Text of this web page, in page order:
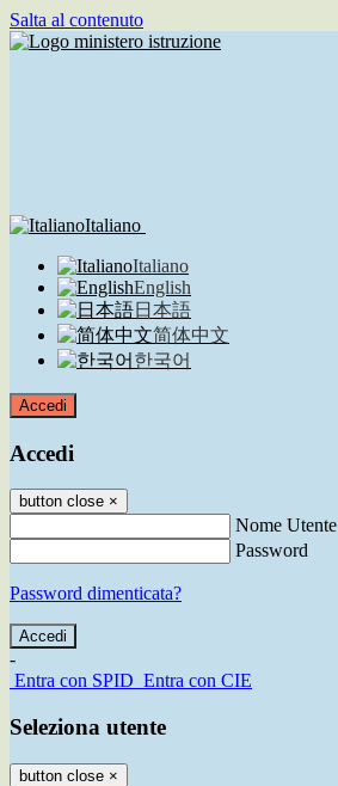
Salta al contenuto
Italiano
Italiano
English
日本語
简体中文
한국어
Accedi
Accedi
button close ×
Nome Utente
Password
Password dimenticata?
-
Entra con SPID Entra con CIE
Seleziona utente
button close ×